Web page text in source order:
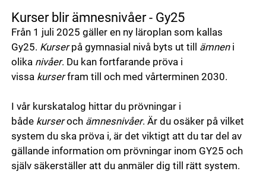
Kurser blir ämnesnivåer - Gy25
Från 1 juli 2025 gäller en ny läroplan som kallas
Gy25. Kurserpå gymnasial nivå byts ut till ämneni
olika nivåer. Du kan fortfarande pröva i
vissa kurserfram till och med vårterminen 2030.
I vår kurskatalog hittar du prövningar i
både kurseroch ämnesnivåer. Är du osäker på vilket
system du ska pröva i, är det viktigt att du tar del av
gällande information om prövningar inom GY25 och
själv säkerställer att du anmäler dig till rätt system.